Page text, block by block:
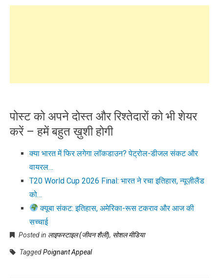
पोस्ट को अपने दोस्त और रिश्तेदारों को भी शेयर
करें – हमें बहुत ख़ुशी होगी
क्या भारत में फिर लगेगा लॉकडाउन? पेट्रोल-डीजल संकट और
वायरल…
T20 World Cup 2026 Final: भारत ने रचा इतिहास, न्यूज़ीलैंड
को…
क्यूबा संकट: इतिहास, अमेरिका-रूस टकराव और आज की
सच्चाई
Posted in लाइफस्टाइल (जीवन शैली), सोशल मीडिया
TaggedPoignant Appeal